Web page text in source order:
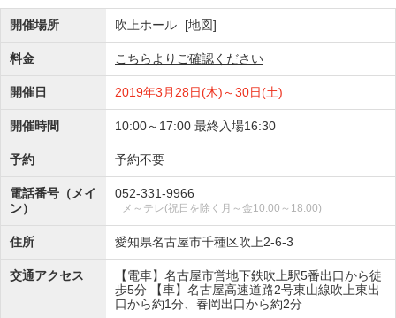
開催場所 吹上ホール [地図]
料金 こちらよりご確認ください
開催日 2019年3月28日(木)～30日(土)
開催時間 10:00～17:00 最終入場16:30
予約 予約不要
電話番号（メイ
ン）
052-331-9966
メ～テレ(祝日を除く月～金10:00～18:00)
住所 愛知県名古屋市千種区吹上2-6-3
交通アクセス
【電車】名古屋市営地下鉄吹上駅5番出口から徒
歩5分 【車】名古屋高速道路2号東山線吹上東出
口から約1分、春岡出口から約2分